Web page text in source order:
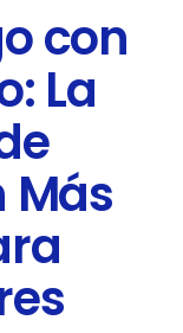
con
La
Más